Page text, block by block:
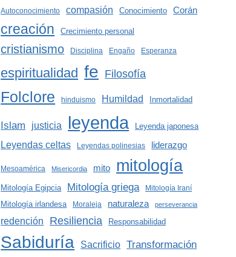
Autoconocimiento
compasión Conocimiento Corán
creación Crecimiento personal
cristianismo Disciplina Engaño Esperanza
espiritualidad fe Filosofía
Folclore hinduismo Humildad Inmortalidad
Islam justicia leyenda Leyenda japonesa
Leyendas celtas Leyendas polinesias liderazgo
Mesoamérica Misericordia mito mitología
Mitología Egipcia Mitología griega Mitología Iraní
Mitología irlandesa Moraleja naturaleza perseverancia
redención Resiliencia Responsabilidad
Sabiduría Sacrificio Transformación